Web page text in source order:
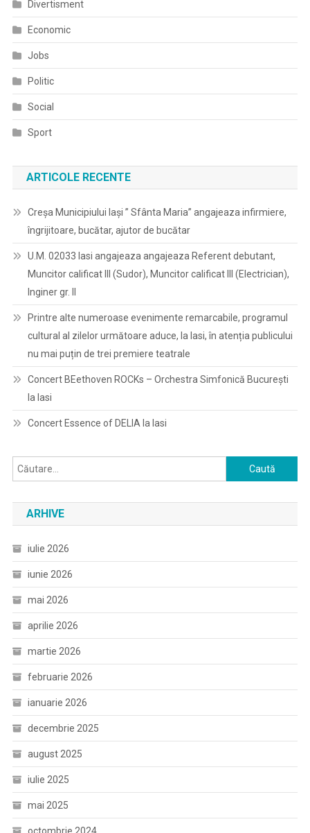
Divertisment
Economic
Jobs
Politic
Social
Sport
ARTICOLE RECENTE
Creșa Municipiului Iași ” Sfânta Maria” angajeaza infirmiere,
îngrijitoare, bucătar, ajutor de bucătar
U.M. 02033 Iasi angajeaza angajeaza Referent debutant,
Muncitor calificat III (Sudor), Muncitor calificat III (Electrician),
Inginer gr. II
Printre alte numeroase evenimente remarcabile, programul
cultural al zilelor următoare aduce, la Iasi, în atenția publicului
nu mai puțin de trei premiere teatrale
Concert BEethoven ROCKs – Orchestra Simfonică București
la Iasi
Concert Essence of DELIA la Iasi
Caută
după:
ARHIVE
iulie 2026
iunie 2026
mai 2026
aprilie 2026
martie 2026
februarie 2026
ianuarie 2026
decembrie 2025
august 2025
iulie 2025
mai 2025